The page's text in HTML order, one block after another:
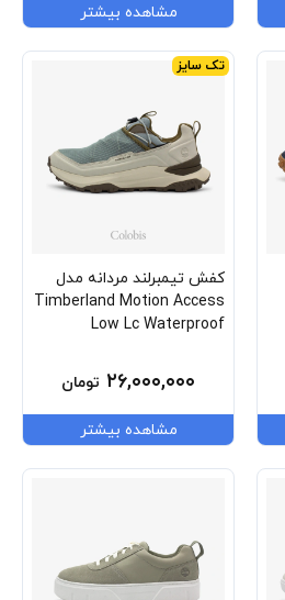
مشاهده بیشتر
تک سایز
کفش تیمبرلند مردانه مدل
Timberland Motion Access
Low Lc Waterproof
۲۶,۰۰۰,۰۰۰ تومان
مشاهده بیشتر